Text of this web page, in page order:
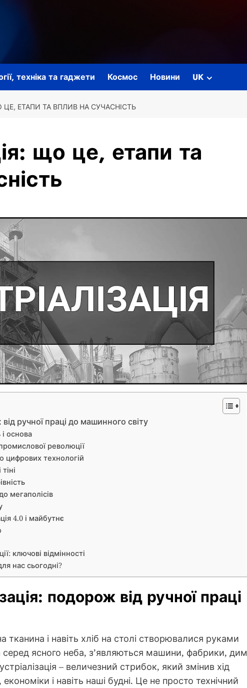
техніка та гаджети Космос Новини UK
ЦЕ, ЕТАПИ ТА ВПЛИВ НА СУЧАСНІСТЬ
що це, етапи та
ручної праці до машинного світу
і основа
революції
цифрових технологій
мегаполісів
4.0 і майбутнє
ключові відмінності
нас сьогодні?
подорож від ручної праці
тканина і навіть хліб на столі створювалися руками
ясного неба, з’являються машини, фабрики, дим
– величезний стрибок, який змінив хід
і навіть наші будні. Це не просто технічний